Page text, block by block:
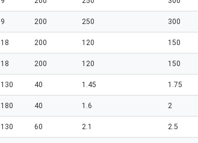
9 200 250 300
18 200 120 150
18 200 120 150
130 40 1.45 1.75
180 40 1.6 2
130 60 2.1 2.5